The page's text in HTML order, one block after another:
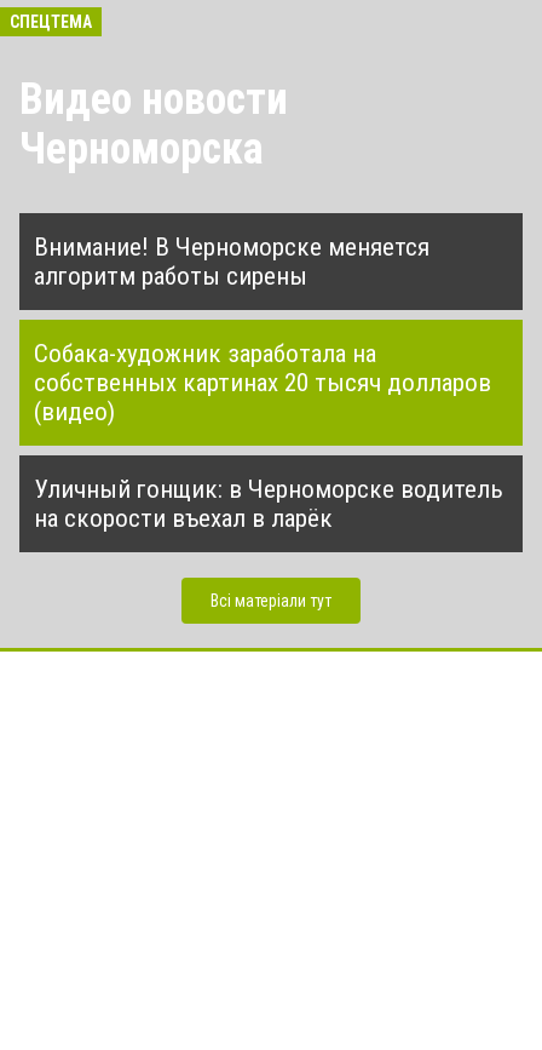
СПЕЦТЕМА
Видео новости
Черноморска
Внимание! В Черноморске меняется
алгоритм работы сирены
Собака-художник заработала на
собственных картинах 20 тысяч долларов
(видео)
Уличный гонщик: в Черноморске водитель
на скорости въехал в ларёк
Всі матеріали тут